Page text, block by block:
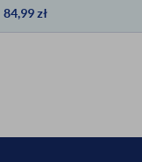
84,99zł